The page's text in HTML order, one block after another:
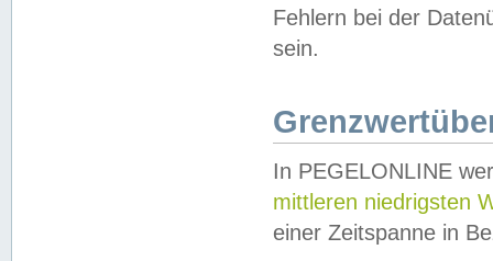
Fehlern bei der
sein.
In PEGELONLINE
mittleren niedrigsten
einer Zeitspanne in